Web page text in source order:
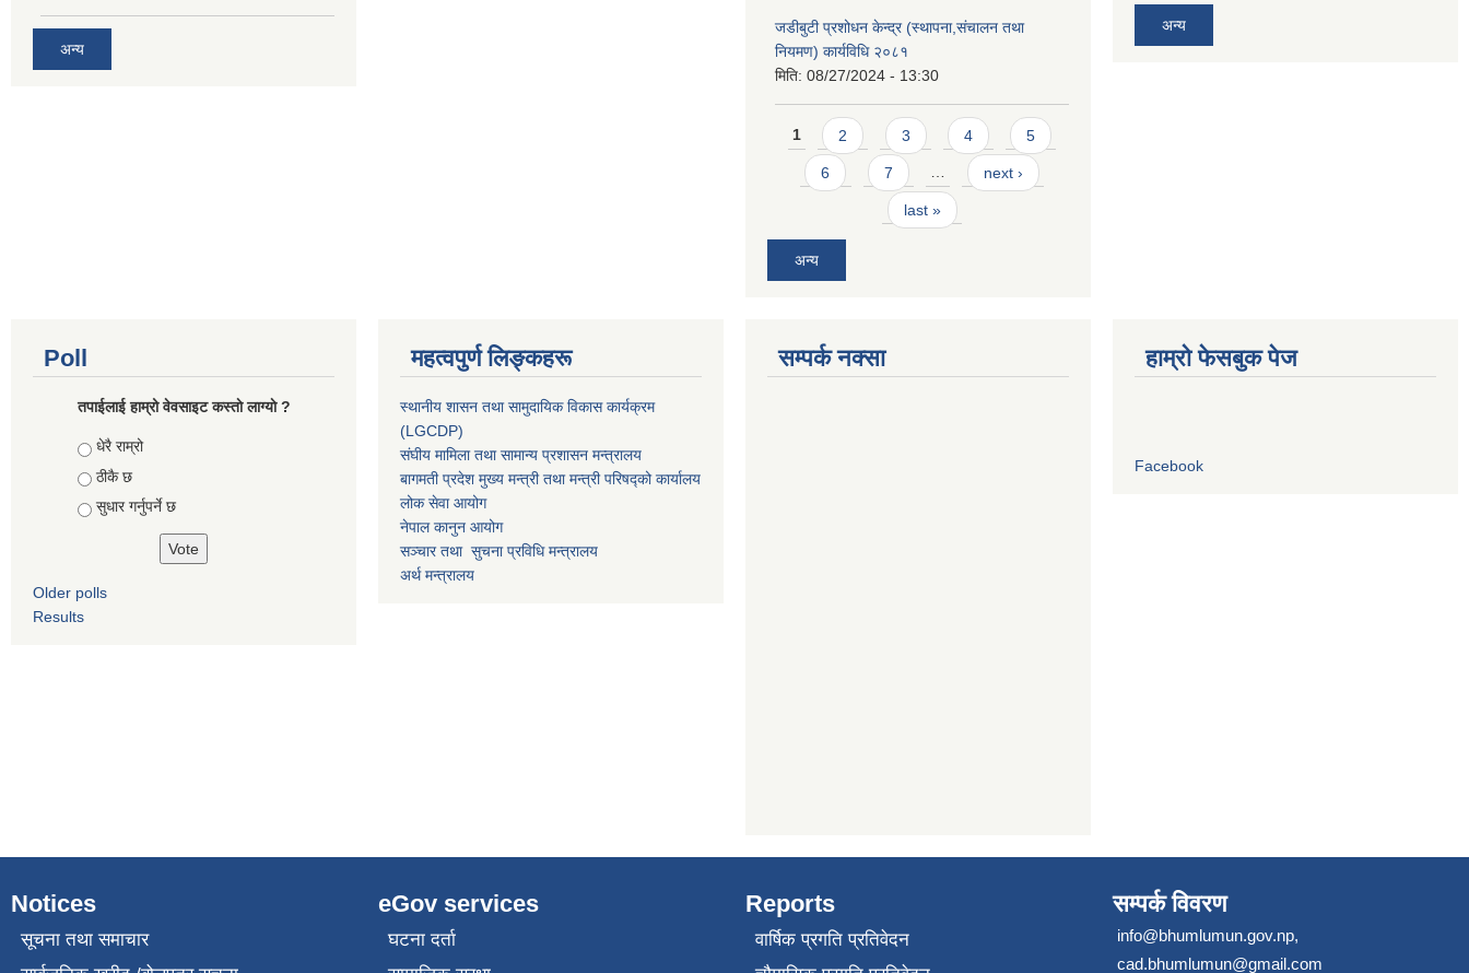
अन्य
जडीबुटी प्रशोधन केन्द्र (स्थापना,संचालन तथा
नियमण) कार्यविधि २०८१
मिति: 08/27/2024 - 13:30
Pages
1 2 3 4 5
6 7 … next ›
last »
अन्य
अन्य
Poll
तपाईलाई हाम्रो वेवसाइट कस्ताे लाग्याे ?
Choices
धेरै राम्रो
ठीकै छ
सुधार गर्नुपर्ने छ
Older polls
Results
महत्वपुर्ण लिङ्कहरू
स्थानीय शासन तथा सामुदायिक विकास कार्यक्रम
(LGCDP)
संघीय मामिला तथा सामान्य प्रशासन मन्त्रालय
बागमती प्रदेश मुख्य मन्त्री तथा मन्त्री परिषद्को कार्यालय
लोक सेवा आयोग
नेपाल कानुन आयोग
सञ्चार तथा सुचना प्रविधि मन्त्रालय
अर्थ मन्त्रालय
सम्पर्क नक्सा हाम्रो फेसबुक पेज
Facebook
Notices
सूचना तथा समाचार
eGov services
घटना दर्ता
Reports
वार्षिक प्रगति प्रतिवेदन
सम्पर्क विवरण
info@bhumlumun.gov.np,
cad.bhumlumun@gmail.com